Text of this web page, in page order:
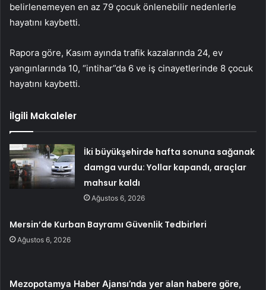
belirlenemeyen en az 79 çocuk önlenebilir nedenlerle
hayatını kaybetti.
Rapora göre, Kasım ayında trafik kazalarında 24, ev
yangınlarında 10, “intihar”da 6 ve iş cinayetlerinde 8 çocuk
hayatını kaybetti.
İlgili Makaleler
İki büyükşehirde hafta sonuna sağanak
damga vurdu: Yollar kapandı, araçlar
mahsur kaldı
Ağustos 6, 2026
Mersin’de Kurban Bayramı Güvenlik Tedbirleri
Ağustos 6, 2026
Mezopotamya Haber Ajansı’nda yer alan habere göre,